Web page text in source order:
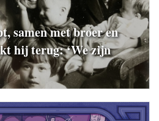
samen met broer en
hij terug: ‘We zijn